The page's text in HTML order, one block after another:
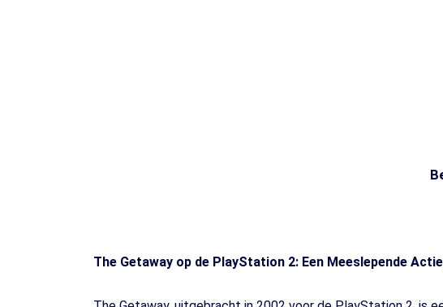
The Getaway op de PlayStation 2: Een Meeslepende